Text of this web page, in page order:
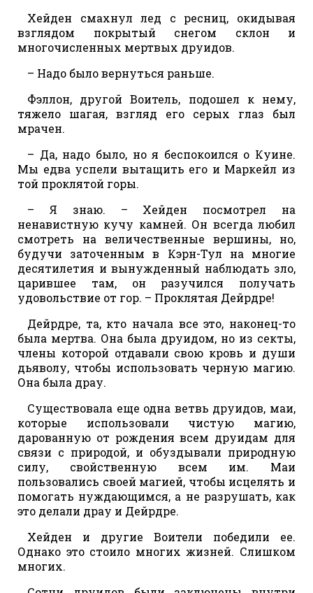
Хейден смахнул лед с ресниц, окидывая
взглядом покрытый снегом склон и
многочисленных мертвых друидов.
– Надо было вернуться раньше.
Фэллон, другой Воитель, подошел к нему,
тяжело шагая, взгляд его серых глаз был
мрачен.
– Да, надо было, но я беспокоился о Куине.
Мы едва успели вытащить его и Маркейл из
той проклятой горы.
– Я знаю. – Хейден посмотрел на
ненавистную кучу камней. Он всегда любил
смотреть на величественные вершины, но,
будучи заточенным в Кэрн-Тул на многие
десятилетия и вынужденный наблюдать зло,
царившее там, он разучился получать
удовольствие от гор. – Проклятая Дейрдре!
Дейрдре, та, кто начала все это, наконец-то
была мертва. Она была друидом, но из секты,
члены которой отдавали свою кровь и души
дьяволу, чтобы использовать черную магию.
Она была драу.
Существовала еще одна ветвь друидов, маи,
которые использовали чистую магию,
дарованную от рождения всем друидам для
связи с природой, и обуздывали природную
силу, свойственную всем им. Маи
пользовались своей магией, чтобы исцелять и
помогать нуждающимся, а не разрушать, как
это делали драу и Дейрдре.
Хейден и другие Воители победили ее.
Однако это стоило многих жизней. Слишком
многих.